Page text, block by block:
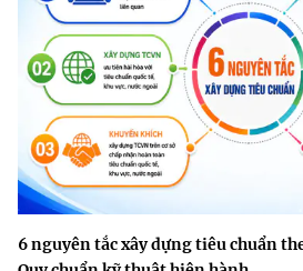
6 nguyên tắc xây dựng tiêu chuẩn